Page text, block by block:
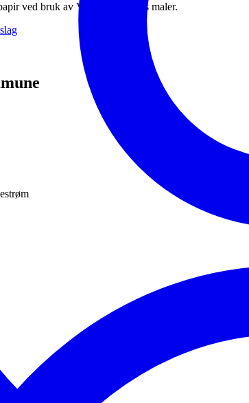
ved bruk av Valgdirektoratets maler.